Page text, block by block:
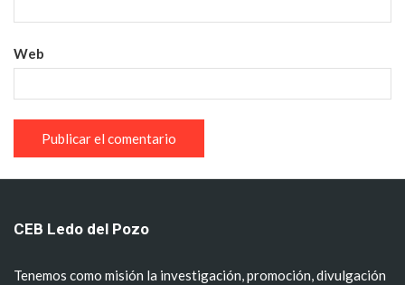
Web
CEB Ledo del Pozo
Tenemos como misión la investigación, promoción, divulgación